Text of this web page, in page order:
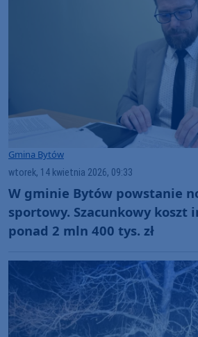
Gmina Bytów
wtorek, 14 kwietnia 2026, 09:33
W gminie Bytów powstanie
sportowy. Szacunkowy koszt
ponad 2 mln 400 tys. zł